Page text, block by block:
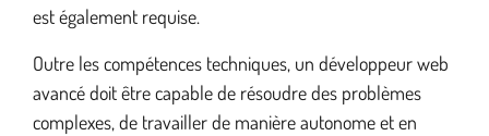
est également requise.
Outre les compétences techniques, un développeur web
avancé doit être capable de résoudre des problèmes
complexes, de travailler de manière autonome et en